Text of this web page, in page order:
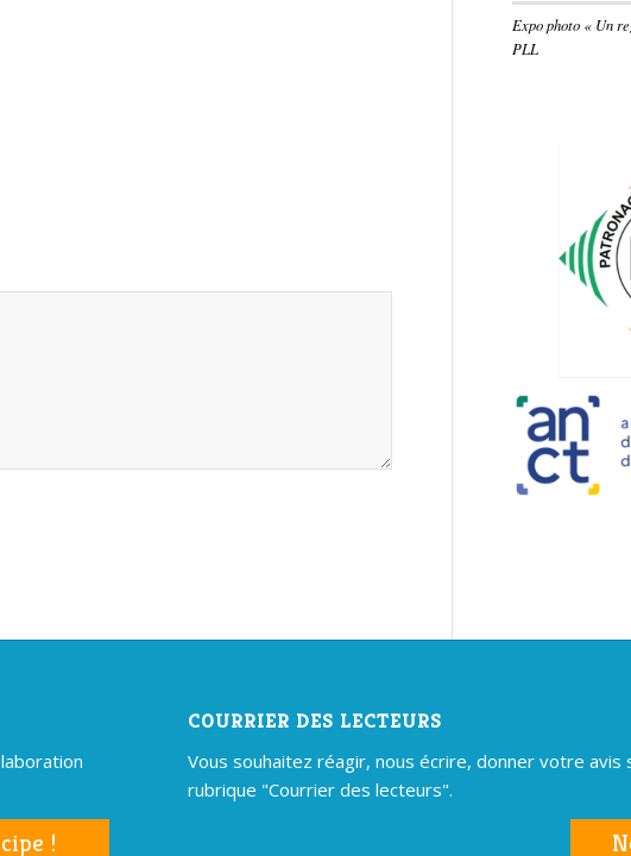
Expo photo « Un
PLL
!
COURRIER DES LECTEURS
Vous souhaitez réagir, nous écrire, donner votre avis
rubrique "Courrier des lecteurs".